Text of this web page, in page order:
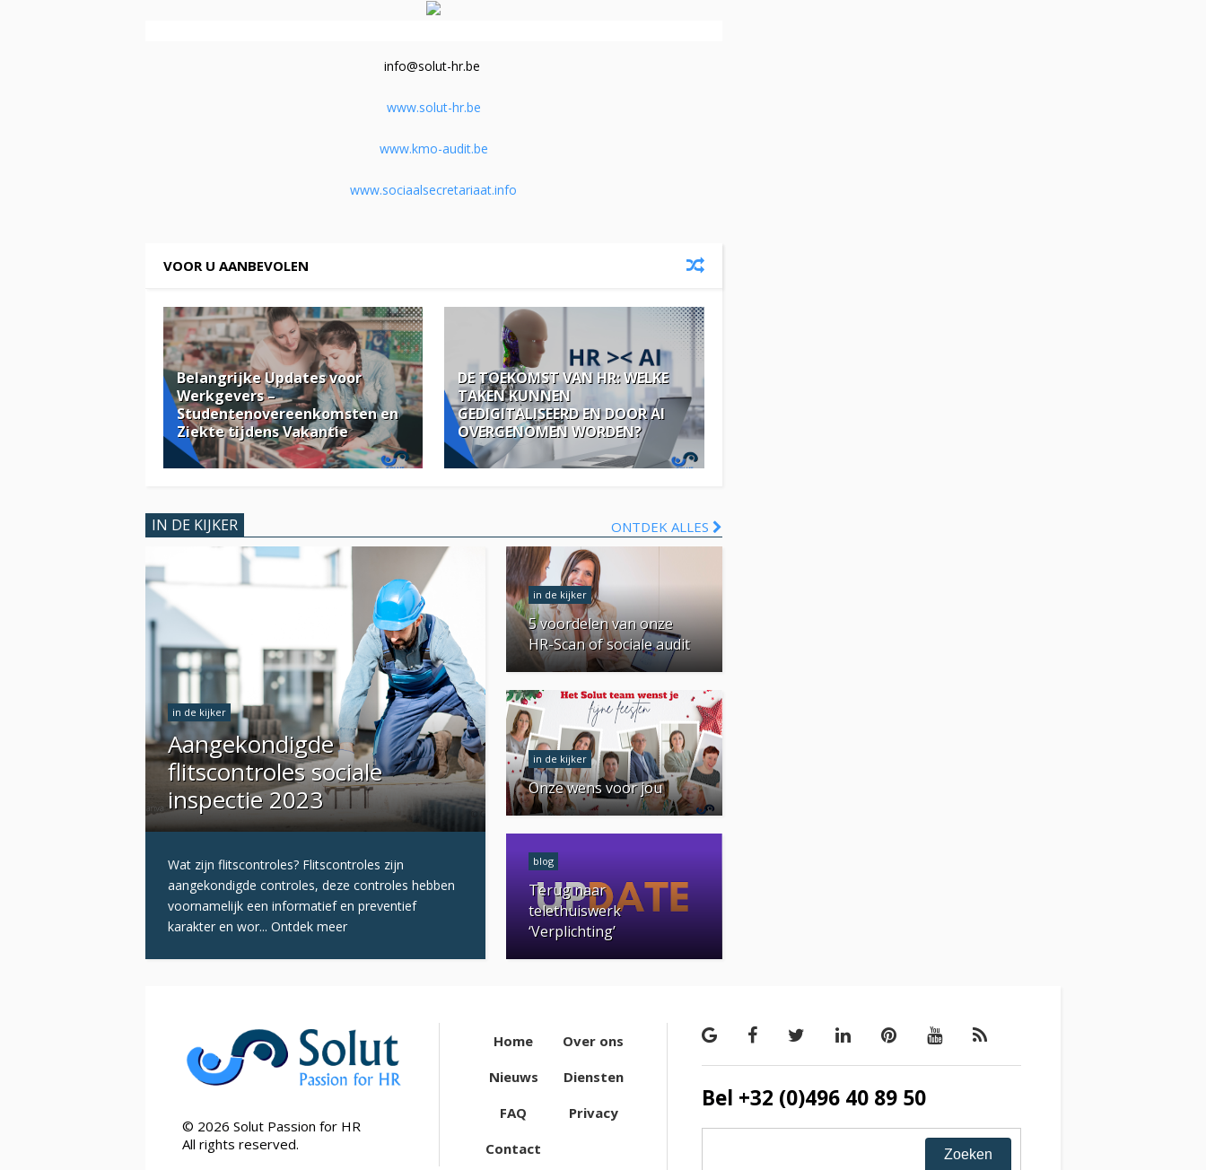
info@solut-hr.be
www.solut-hr.be
www.kmo-audit.be
www.sociaalsecretariaat.info
VOOR U AANBEVOLEN
Belangrijke Updates voor
Werkgevers –
Studentenovereenkomsten en
Ziekte tijdens Vakantie
DE TOEKOMST VAN HR: WELKE
TAKEN KUNNEN
GEDIGITALISEERD EN DOOR AI
OVERGENOMEN WORDEN?
IN DE KIJKER ONTDEK ALLES
in de kijker
Aangekondigde
flitscontroles sociale
inspectie 2023
Wat zijn flitscontroles? Flitscontroles zijn
aangekondigde controles, deze controles hebben
voornamelijk een informatief en preventief
karakter en wor... Ontdek meer
in de kijker
5 voordelen van onze
HR-Scan of sociale audit
in de kijker
Onze wens voor jou
blog
Terug naar
telethuiswerk
‘Verplichting’
© 2026 Solut Passion for HR
All rights reserved.
Home
Over ons
Nieuws
Diensten
FAQ
Privacy
Contact
Bel +32 (0)496 40 89 50